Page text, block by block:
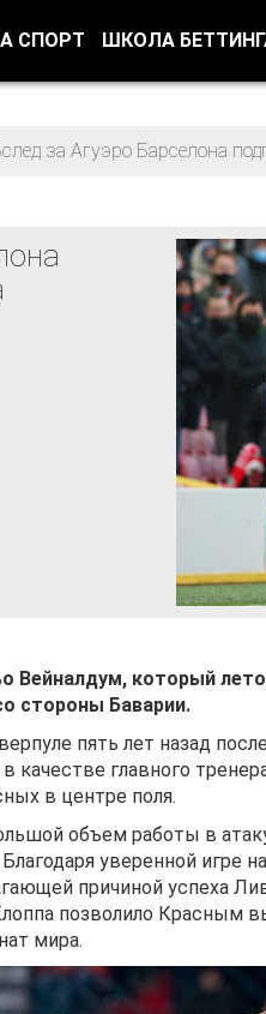
СПОРТ ШКОЛА
за Агуэро Барселона
Вейналдум, который
стороны Баварии.
пять лет назад
качестве главного
в центре поля.
объем работы в
уверенной игре
причиной успеха
позволило Красным
мира.